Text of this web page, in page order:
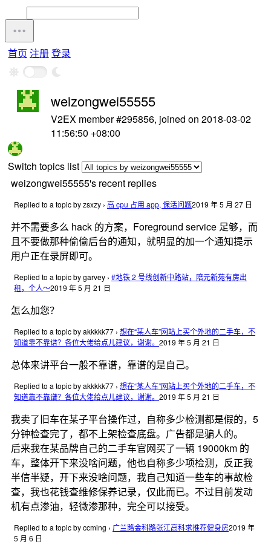
首页 注册登录
weizongwei55555
V2EX member #295856, joined on 2018-03-02
11:56:50 +08:00
Switch topics list
weizongwei55555's recent replies
Replied to a topic by zsxzy › 高 cpu 占用 app, 保活问题2019 年 5 月 27 日
并不需要多么 hack 的方案，Foreground service 足够，而
且不要做那种偷偷后台的通知，就明显的加一个通知提示
用户正在录屏即可。
Replied to a topic by garvey › #地铁 2 号线创新中路站，陪元新苑有房出
租，个人～2019 年 5 月 21 日
怎么加您？
Replied to a topic by akkkkk77 › 想在“某人车”网站上买个外地的二手车，不
知道靠不靠谱？各位大佬给点儿建议，谢谢。 2019 年 5 月 21 日
总体来讲平台一般不靠谱，靠谱的是自己。
Replied to a topic by akkkkk77 › 想在“某人车”网站上买个外地的二手车，不
知道靠不靠谱？各位大佬给点儿建议，谢谢。 2019 年 5 月 21 日
我卖了旧车在某子平台操作过，自称多少检测都是假的，5
分钟检查完了，都不上架检查底盘。广告都是骗人的。
后来我在某品牌自己的二手车官网买了一辆 19000km 的
车，整体开下来没啥问题，他也自称多少项检测，反正我
半信半疑，开下来没啥问题，我自己知道一些车的事故检
查，我也花钱查维修保养记录，仅此而已。不过目前发动
机有点渗油，轻微渗那种，完全可以接受。
Replied to a topic by ccming › 广兰路金科路张江高科求推荐健身房2019 年
5 月 6 日